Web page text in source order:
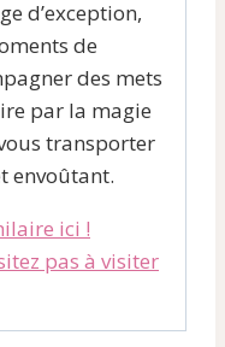
d’exception,
de
des mets
par la magie
transporter
envoûtant.
ici !
pas à visiter